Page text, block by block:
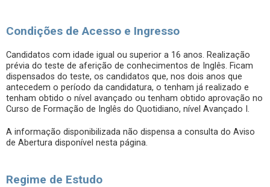
Condições de Acesso e Ingresso
Candidatos com idade igual ou superior a 16 anos. Realização
prévia do teste de aferição de conhecimentos de Inglês. Ficam
dispensados do teste, os candidatos que, nos dois anos que
antecedem o período da candidatura, o tenham já realizado e
tenham obtido o nível avançado ou tenham obtido aprovação no
Curso de Formação de Inglês do Quotidiano, nível Avançado I.
A informação disponibilizada não dispensa a consulta do Aviso
de Abertura disponível nesta página.
Regime de Estudo